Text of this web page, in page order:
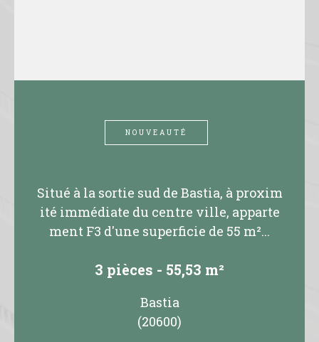
NOUVEAUTÉ
Situé à la sortie sud de Bastia, à proxim
ité immédiate du centre ville, apparte
ment F3 d'une superficie de 55 m²...
3 pièces - 55,53 m²
Bastia
(20600)